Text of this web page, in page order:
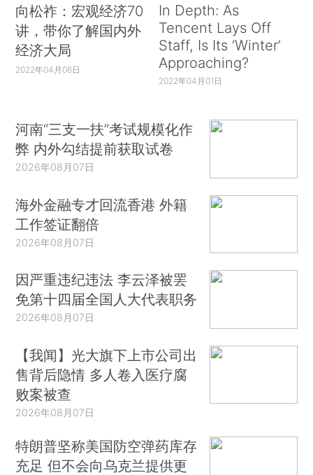
向松祚：宏观经济70
讲，带你了解国内外
经济大局
2022年04月06日
In Depth: As
Tencent Lays Off
Staff, Is Its ‘Winter’
Approaching?
2022年04月01日
河南“三支一扶”考试规模化作
弊 内外勾结提前获取试卷
2026年08月07日
海外金融专才回流香港 外籍
工作签证翻倍
2026年08月07日
因严重违纪违法 李云泽被罢
免第十四届全国人大代表职务
2026年08月07日
【我闻】光大旗下上市公司出
售背后隐情 多人卷入医疗腐
败案被查
2026年08月07日
特朗普坚称美国防空弹药库存
充足 但不会向乌克兰提供更